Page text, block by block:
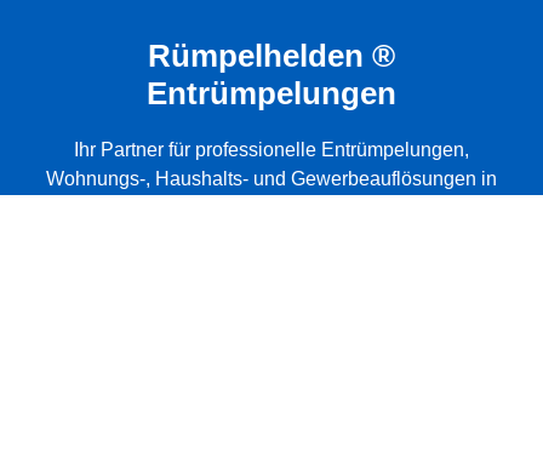
Angebot einholen
Rümpelhelden ®
Entrümpelungen
Ihr Partner für professionelle Entrümpelungen,
Wohnungs-, Haushalts- und Gewerbeauflösungen in